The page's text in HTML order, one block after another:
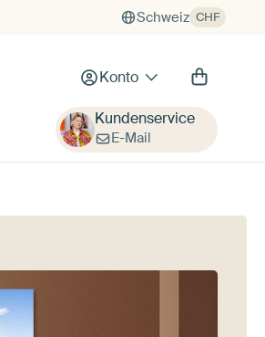
Schweiz CHF
Konto
Kundenservice
E-Mail